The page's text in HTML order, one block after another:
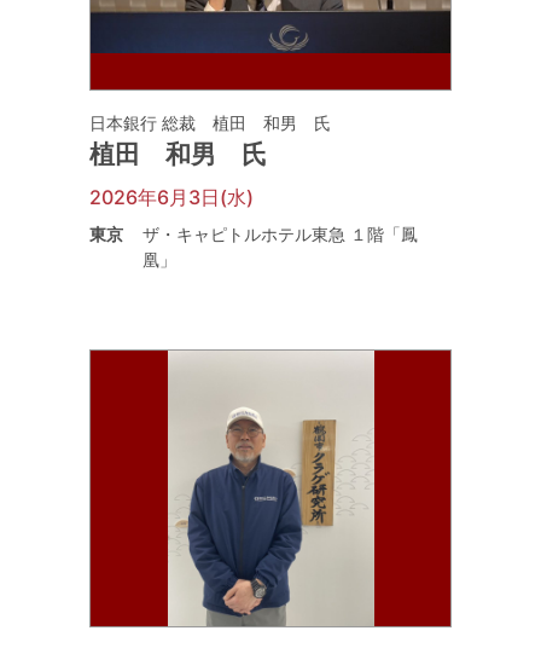
日本銀行 総裁 植田 和男 氏
植田 和男 氏
2026年6月3日(水)
東京
ザ・キャピトルホテル東急 １階「鳳
凰」